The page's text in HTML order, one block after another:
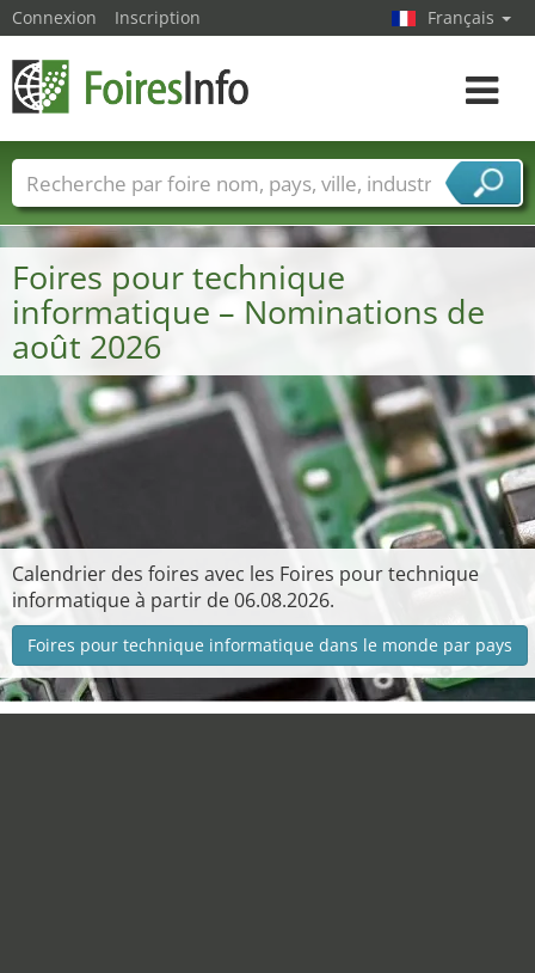
Foires pour technique
informatique – Nominations de
août 2026
Calendrier des foires avec les Foires pour technique
informatique à partir de 06.08.2026.
Foires pour technique informatique dans le monde par pays
Connexion Inscription Français
Toggle
Foire noms Pays Villes
Secteurs de foire
Secteurs du fournisseur de services